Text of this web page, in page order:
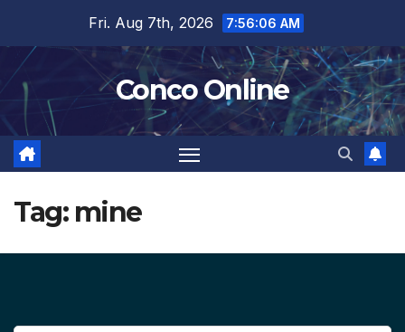
content
Fri. Aug 7th, 2026 7:56:08 AM
Conco Online
Tag: mine